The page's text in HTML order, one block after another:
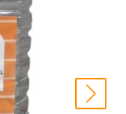
next